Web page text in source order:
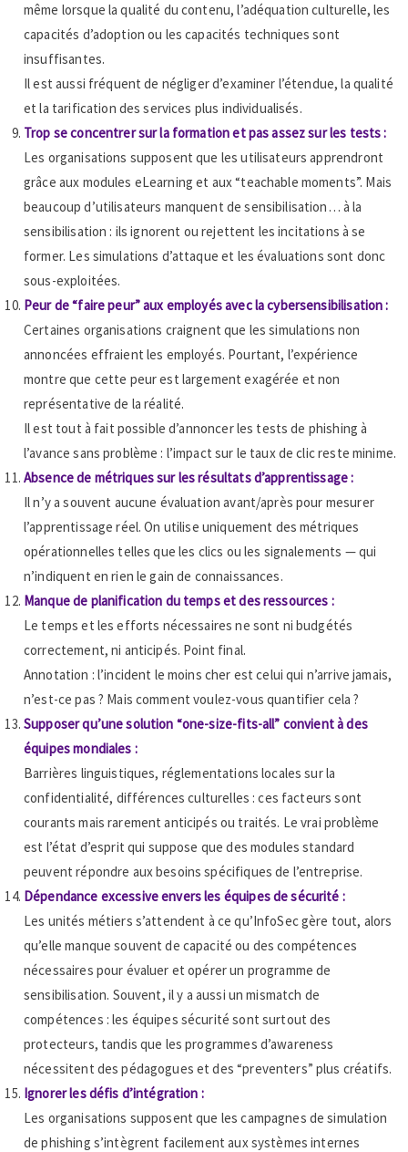
même lorsque la qualité du contenu, l’adéquation culturelle, les
capacités d’adoption ou les capacités techniques sont
insuffisantes.
Il est aussi fréquent de négliger d’examiner l’étendue, la qualité
et la tarification des services plus individualisés.
Trop se concentrer sur la formation et pas assez sur les tests :
Les organisations supposent que les utilisateurs apprendront
grâce aux modules eLearning et aux “teachable moments”. Mais
beaucoup d’utilisateurs manquent de sensibilisation… à la
sensibilisation : ils ignorent ou rejettent les incitations à se
former. Les simulations d’attaque et les évaluations sont donc
sous-exploitées.
Peur de “faire peur” aux employés avec la cybersensibilisation :
Certaines organisations craignent que les simulations non
annoncées effraient les employés. Pourtant, l’expérience
montre que cette peur est largement exagérée et non
représentative de la réalité.
Il est tout à fait possible d’annoncer les tests de phishing à
l’avance sans problème : l’impact sur le taux de clic reste minime.
Absence de métriques sur les résultats d’apprentissage :
Il n’y a souvent aucune évaluation avant/après pour mesurer
l’apprentissage réel. On utilise uniquement des métriques
opérationnelles telles que les clics ou les signalements — qui
n’indiquent en rien le gain de connaissances.
Manque de planification du temps et des ressources :
Le temps et les efforts nécessaires ne sont ni budgétés
correctement, ni anticipés. Point final.
Annotation : l’incident le moins cher est celui qui n’arrive jamais,
n’est-ce pas ? Mais comment voulez-vous quantifier cela ?
Supposer qu’une solution “one-size-fits-all” convient à des
équipes mondiales :
Barrières linguistiques, réglementations locales sur la
confidentialité, différences culturelles : ces facteurs sont
courants mais rarement anticipés ou traités. Le vrai problème
est l’état d’esprit qui suppose que des modules standard
peuvent répondre aux besoins spécifiques de l’entreprise.
Dépendance excessive envers les équipes de sécurité :
Les unités métiers s’attendent à ce qu’InfoSec gère tout, alors
qu’elle manque souvent de capacité ou des compétences
nécessaires pour évaluer et opérer un programme de
sensibilisation. Souvent, il y a aussi un mismatch de
compétences : les équipes sécurité sont surtout des
protecteurs, tandis que les programmes d’awareness
nécessitent des pédagogues et des “preventers” plus créatifs.
Ignorer les défis d’intégration :
Les organisations supposent que les campagnes de simulation
de phishing s’intègrent facilement aux systèmes internes